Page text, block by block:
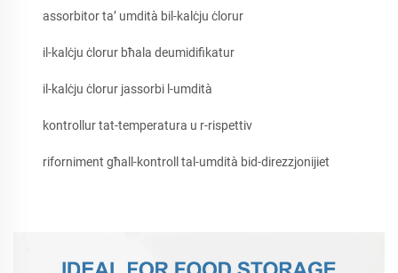
assorbitor ta’ umdità bil-kalċju ċlorur
il-kalċju ċlorur bħala deumidifikatur
il-kalċju ċlorur jassorbi l-umdità
kontrollur tat-temperatura u r-rispettiv
riforniment għall-kontroll tal-umdità bid-direzzjonijiet